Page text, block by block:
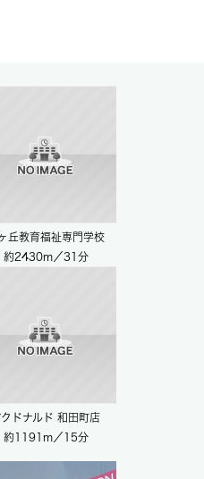
丘教育福祉専門学校
約2430m／31分
クドナルド 和田町店
約1191m／15分